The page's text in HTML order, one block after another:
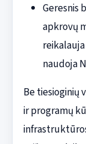
Geresnis
apkrovų
naudoja
Be
ir programų